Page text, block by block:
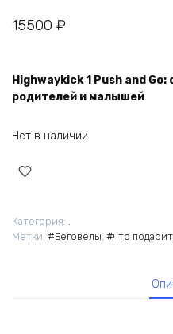
15500 ₽
Highwaykick 1 Push and
родителей и малышей
Нет в наличии
Категория:
Метки: #Беговелы, #что